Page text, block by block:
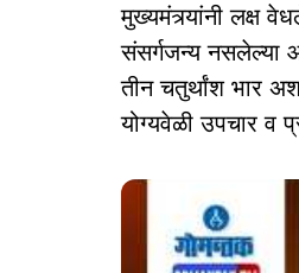
मुख्यमंत्र्यांनी लक्ष
संसर्गजन्य नसलेल्या
तीन चतुर्थांश भार
योग्यवेळी उपचार